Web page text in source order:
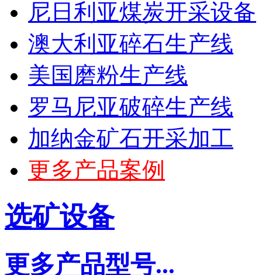
尼日利亚煤炭开采设备
澳大利亚碎石生产线
美国磨粉生产线
罗马尼亚破碎生产线
加纳金矿石开采加工
更多产品案例
选矿设备
更多产品型号...